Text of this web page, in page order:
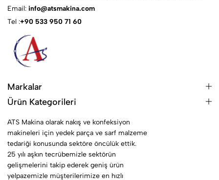
Email: info@atsmakina.com
Tel :+90 533 950 71 60
Markalar
Ürün Kategorileri
ATS Makina olarak nakış ve konfeksiyon
makineleri için yedek parça ve sarf malzeme
tedariği konusunda sektöre öncülük ettik.
25 yılı aşkın tecrübemizle sektörün
gelişmelerini takip ederek geniş ürün
yelpazemizle müşterilerimize en hızlı